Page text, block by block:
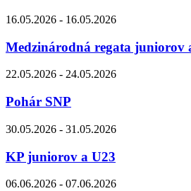
16.05.2026 - 16.05.2026
Medzinárodná regata juniorov
22.05.2026 - 24.05.2026
Pohár SNP
30.05.2026 - 31.05.2026
KP juniorov a U23
06.06.2026 - 07.06.2026